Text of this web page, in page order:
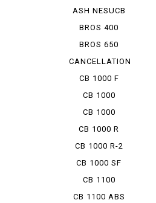
750
ASH NESUCB
350
BROS 400
BROS 650
CANCELLATION
CB 1000 F
CB 1000
HORNET
CB 1000
HORNET SP
CB 1000 R
CB 1000 R-2
CB 1000 SF
CB 1100
CB 1100 ABS